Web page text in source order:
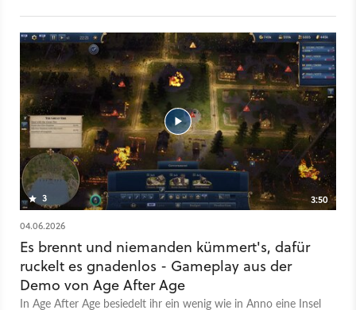
3
3:50
04.06.2026
Es brennt und niemanden kümmert's, dafür
ruckelt es gnadenlos - Gameplay aus der
Demo von Age After Age
In Age After Age besiedelt ihr ein wenig wie in Anno eine Insel